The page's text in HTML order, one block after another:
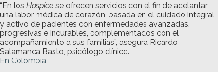
“En los Hospice se ofrecen servicios con el fin de adelantar
una labor médica de corazón, basada en el cuidado integral
y activo de pacientes con enfermedades avanzadas,
progresivas e incurables, complementados con el
acompañamiento a sus familias”, asegura Ricardo
Salamanca Basto, psicólogo clínico.
En Colombia